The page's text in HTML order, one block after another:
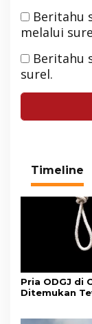
Beritahu
melalui
Beritahu
surel.
Timeline
Pria ODGJ di
Ditemukan